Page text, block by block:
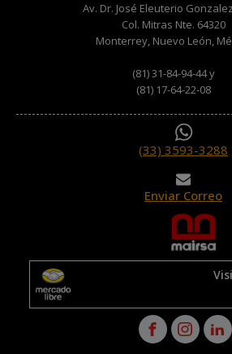
Av. Dr. José Eleuterio
Col. Mitras Nte. 64320
Monterrey, Nuevo León,
(81) 31-84-94-44 y
(81) 17-64-22-08
(33) 3593-3288
Enviar Correo